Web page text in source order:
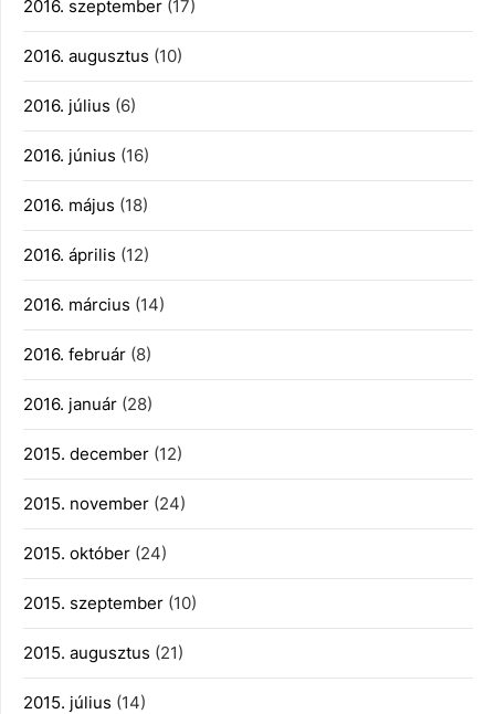
2016. szeptember (17)
2016. augusztus (10)
2016. július (6)
2016. június (16)
2016. május (18)
2016. április (12)
2016. március (14)
2016. február (8)
2016. január (28)
2015. december (12)
2015. november (24)
2015. október (24)
2015. szeptember (10)
2015. augusztus (21)
2015. július (14)